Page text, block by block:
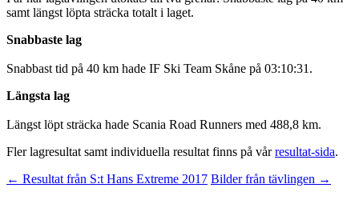
samt längst löpta sträcka totalt i laget.
Snabbaste lag
Snabbast tid på 40 km hade IF Ski Team Skåne på 03:10:31.
Längsta lag
Längst löpt sträcka hade Scania Road Runners med 488,8 km.
Fler lagresultat samt individuella resultat finns på vårresultat-sida.
Inläggsnavigering
← Resultat från S:t Hans Extreme 2017 Bilder från tävlingen →